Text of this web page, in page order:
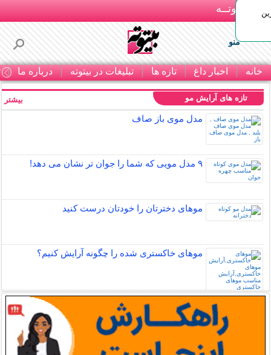
بـیتوتــه
منو
خانه اخبار داغ تازه ها تبلیغات در بیتوته درباره ما
تازه های آرایش مو
مدل موی باز صاف
۹ مدل مویی که شما را جوان تر نشان می دهد!
موهای دخترتان را خودتان درست کنید
موهای خاکستری شده را چگونه آرایش کنیم؟
بیشتر